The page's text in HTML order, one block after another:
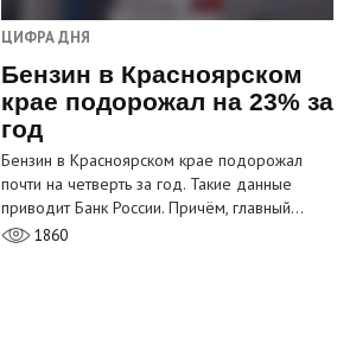
ЦИФРА ДНЯ
Бензин в Красноярском
крае подорожал на 23% за
год
Бензин в Красноярском крае подорожал
почти на четверть за год. Такие данные
приводит Банк России. Причём, главный…
1860